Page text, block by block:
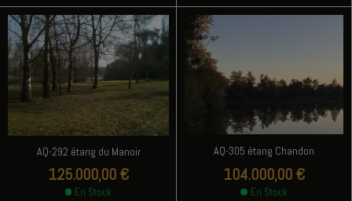
AQ-292 étang du Manoir
125.000,00 €
En Stock
AQ-305 étang Chandon
104.000,00 €
En Stock